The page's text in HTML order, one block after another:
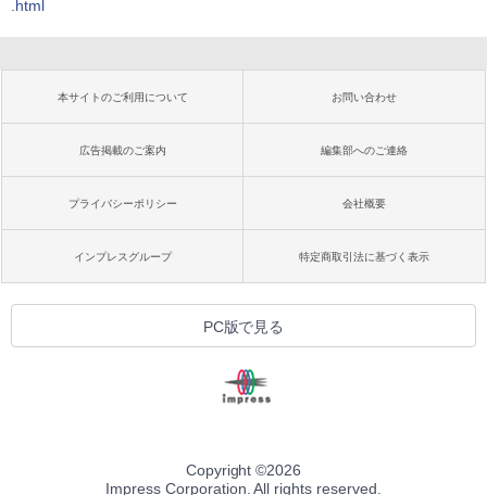
.html
本サイトのご利用について お問い合わせ
広告掲載のご案内 編集部へのご連絡
プライバシーポリシー 会社概要
インプレスグループ 特定商取引法に基づく表示
PC版で見る
Copyright ©2026
Impress Corporation. All rights reserved.